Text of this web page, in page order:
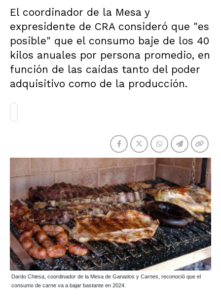
El coordinador de la Mesa y
expresidente de CRA consideró que "es
posible" que el consumo baje de los 40
kilos anuales por persona promedio, en
función de las caídas tanto del poder
adquisitivo como de la producción.
Dardo Chiesa, coordinador de la Mesa de Ganados y Carnes, reconoció que el
consumo de carne va a bajar bastante en 2024.